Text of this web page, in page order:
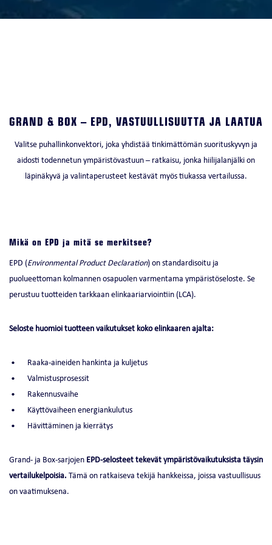
GRAND & BOX – EPD, VASTUULLISUUTTA JA LAATUA
Valitse puhallinkonvektori, joka yhdistää tinkimättömän suorituskyvyn ja
aidosti todennetun ympäristövastuun – ratkaisu, jonka hiilijalanjälki on
läpinäkyvä ja valintaperusteet kestävät myös tiukassa vertailussa.
Mikä on EPD ja mitä se merkitsee?
EPD (Environmental Product Declaration) on standardisoitu ja
puolueettoman kolmannen osapuolen varmentama ympäristöseloste. Se
perustuu tuotteiden tarkkaan elinkaariarviointiin (LCA).
Seloste huomioi tuotteen vaikutukset koko elinkaaren ajalta:
Raaka-aineiden hankinta ja kuljetus
Valmistusprosessit
Rakennusvaihe
Käyttövaiheen energiankulutus
Hävittäminen ja kierrätys
Grand- ja Box-sarjojen EPD-selosteet tekevät ympäristövaikutuksista täysin
vertailukelpoisia. Tämä on ratkaiseva tekijä hankkeissa, joissa vastuullisuus
on vaatimuksena.